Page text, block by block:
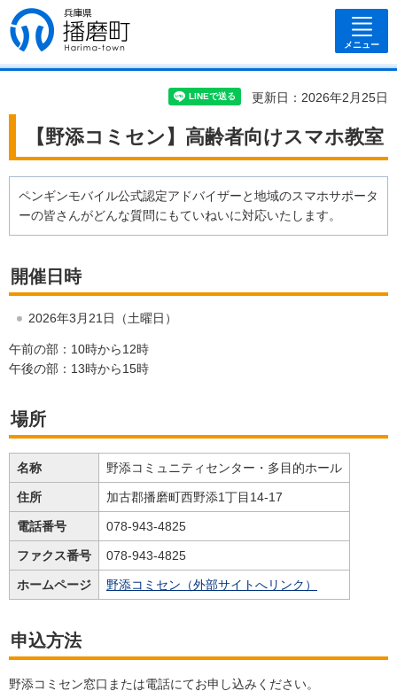
兵庫県 播磨
町
メニュー
更新日：2026年2月25日
【野添コミセン】高齢者向けスマホ教室
ペンギンモバイル公式認定アドバイザーと地域のスマホサポータ
ーの皆さんがどんな質問にもていねいに対応いたします。
開催日時
2026年3月21日（土曜日）
午前の部：10時から12時
午後の部：13時から15時
場所
名称 野添コミュニティセンター・多目的ホール
住所 加古郡播磨町西野添1丁目14-17
電話番号 078-943-4825
ファクス番号 078-943-4825
ホームページ 野添コミセン（外部サイトへリンク）
申込方法
野添コミセン窓口または電話にてお申し込みください。